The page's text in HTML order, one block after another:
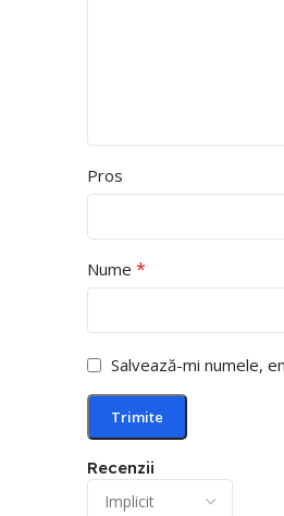
Recenzii
Pros
Nume *
Salvează-mi numele,